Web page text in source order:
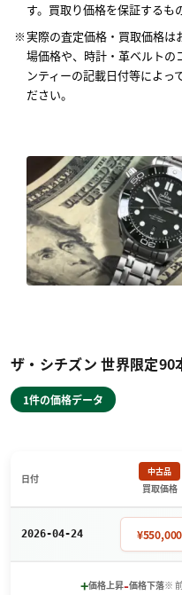
す。買取り価格を保証するも
実際の査定価格・買取価格
場価格や、時計・革ベルトの
ンティーの記載日付等によっ
ださい。
ザ・シチズン 世界限定
1件の価格データ
日付
中古品
買取価格
2026-04-24 ¥550,000
+価格上昇-価格下落※